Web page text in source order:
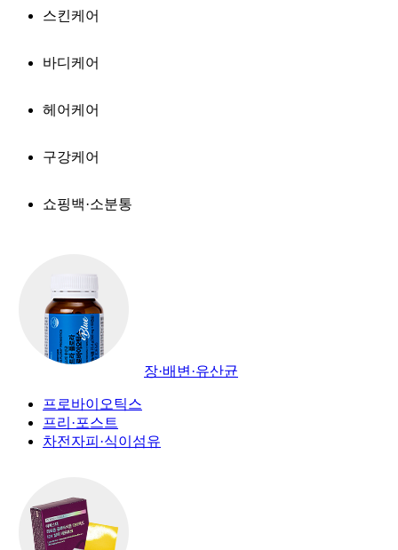
스킨케어
바디케어
헤어케어
구강케어
쇼핑백·소분통
장·배변·유산균
프로바이오틱스
프리·포스트
차전자피·식이섬유